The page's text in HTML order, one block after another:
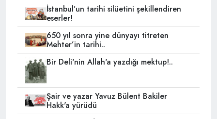
İstanbul’un tarihi silüetini şekillendiren
eserler!
650 yıl sonra yine dünyayı titreten
Mehter’in tarihi..
Bir Deli'nin Allah'a yazdığı mektup!..
Şair ve yazar Yavuz Bülent Bakiler
Hakk'a yürüdü